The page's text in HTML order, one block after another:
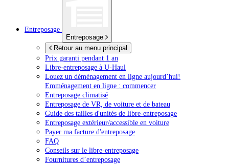
Entreposage
Entreposage
Retour au menu principal
Prix garanti pendant 1 an
Libre-entreposage à U-Haul
Louez un déménagement en ligne aujourd’hui!
Emménagement en ligne : commencer
Entreposage climatisé
Entreposage de VR, de voiture et de bateau
Guide des tailles d'unités de libre-entreposage
Entreposage extérieur/accessible en voiture
Payer ma facture d'entreposage
FAQ
Conseils sur le libre-entreposage
Fournitures d’entreposage